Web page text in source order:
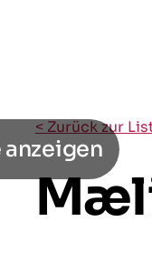
< Zurück zur